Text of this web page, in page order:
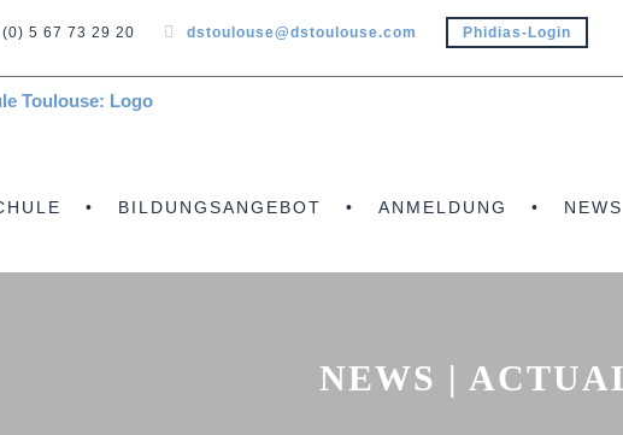
5 67 73 29 20 dstoulouse@dstoulouse.com Phidias-Login
BILDUNGSANGEBOT ANMELDUNG NEWS
NEWS |